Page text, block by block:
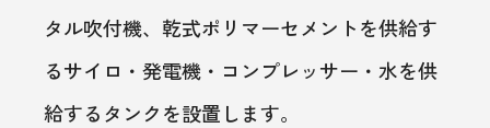
タル吹付機、乾式ポリマーセメントを供給す
るサイロ・発電機・コンプレッサー・水を供
給するタンクを設置します。